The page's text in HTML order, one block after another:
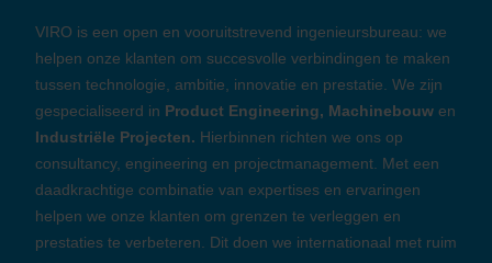
VIRO is een open en vooruitstrevend ingenieursbureau: we
helpen onze klanten om succesvolle verbindingen te maken
tussen technologie, ambitie, innovatie en prestatie. We zijn
gespecialiseerd in Product Engineering, Machinebouw en
Industriële Projecten. Hierbinnen richten we ons op
consultancy, engineering en projectmanagement. Met een
daadkrachtige combinatie van expertises en ervaringen
helpen we onze klanten om grenzen te verleggen en
prestaties te verbeteren. Dit doen we internationaal met ruim